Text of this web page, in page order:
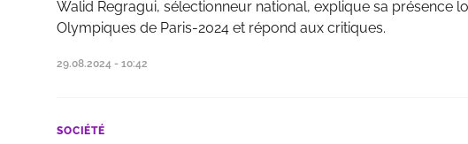
Walid Regragui, sélectionneur national, explique sa présence
Olympiques de Paris-2024 et répond aux critiques.
29.08.2024 - 10:42
SOCIÉTÉ